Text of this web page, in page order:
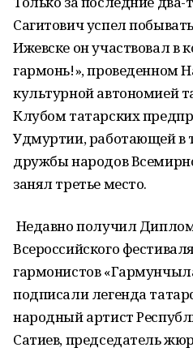
Сагитович успел
Ижевске он участвовал в
гармонь!», проведенном
культурной автономией
Клубом татарских
Удмуртии, работающей в
дружбы народов
занял третье место.
Недавно получил
Всероссийского
гармонистов
подписали легенда
народный артист
Сатиев, председатель